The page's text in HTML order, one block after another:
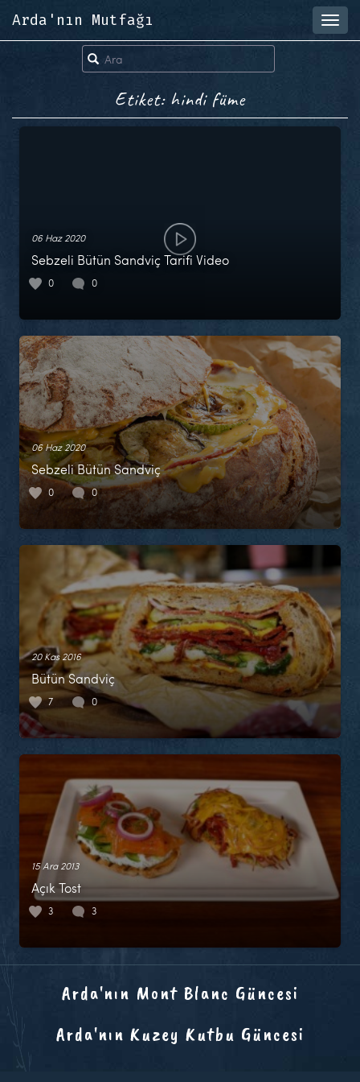
Arda'nın Mutfağı
Etiket: hindi füme
06 Haz 2020
Sebzeli Bütün Sandviç Tarifi Video
0 0
06 Haz 2020
Sebzeli Bütün Sandviç
0 0
20 Kas 2016
Bütün Sandviç
7 0
15 Ara 2013
Açık Tost
3 3
Arda'nın Mont Blanc Güncesi
Arda'nın Kuzey Kutbu Güncesi